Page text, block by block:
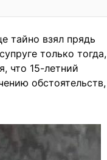
тайно взял прядь
только тогда,
что 15-летний
обстоятельств,